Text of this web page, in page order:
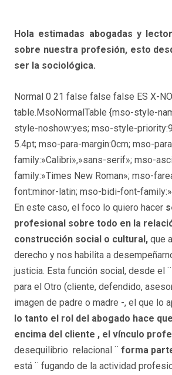
Hola estimadas abogadas y
sobre nuestra profesión, esto
ser la sociológica.
Normal 0 21 false false false ES X-
table.MsoNormalTable {mso-style-
style-noshow:yes; mso-style-
5.4pt; mso-para-margin:0cm; mso-
family:»Calibri»,»sans-serif»; mso-
family:»Times New Roman»; mso-
font:minor-latin; mso-bidi-font-
En este caso, el foco lo quiero hacer
profesional sobre todo en la
construcción social o cultural, que
derecho y nos habilita a
justicia. Esta función social, desde el
para el Otro (cliente, defendido,
imagen de padre o madre -, el que lo
lo tanto el rol del abogado hace
encima del cliente , el vínculo
desequilibrio relacional ¨ forma
está ¨ fugando de la actividad